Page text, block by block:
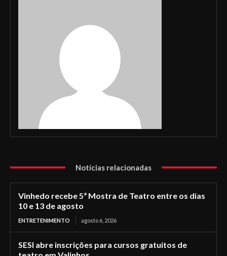
Notícias relacionadas
Vinhedo recebe 5ª Mostra de Teatro entre os dias
10 e 13 de agosto
ENTRETENIMENTO agosto 6, 2026
SESI abre inscrições para cursos gratuitos de